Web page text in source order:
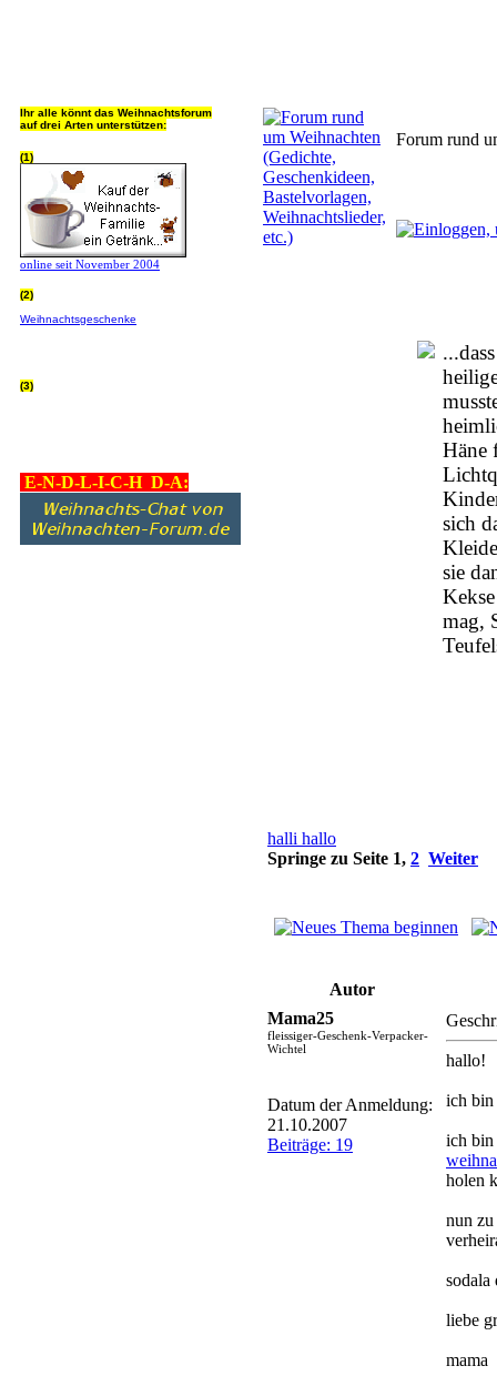
Ihr alle könnt das Weihnachtsforum
auf drei Arten unterstützen:
(1)
online seit November 2004
(2)
Weihnachtsgeschenke
(3)
E-N-D-L-I-C-H D-A:
Forum rund
Häne
sich
sie
mag,
halli hallo
Springe zu Seite 1, 2 Weiter
Autor
Mama25
fleissiger-Geschenk-Verpacker-
Wichtel
Datum der Anmeldung:
21.10.2007
Beiträge: 19
hallo!
ich bin
ich
holen
nun
sodala
liebe
mama